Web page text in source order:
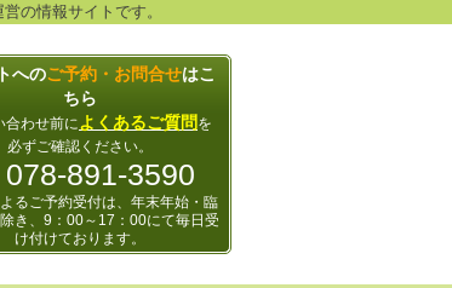
の情報サイトです。
へのご予約・お問合せはこ
ちら
わせ前に よくあるご質問 を
必ずご確認ください。
078-891-3590
るご予約受付は、年末年始・臨
き、9：00～17：00にて毎日受
け付けております。